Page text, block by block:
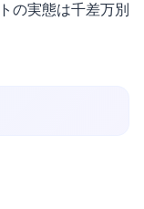
の実態は千差万別